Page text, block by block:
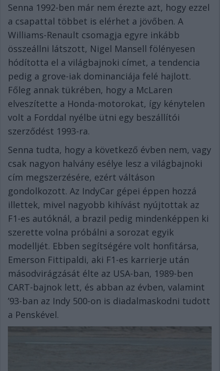
Senna 1992-ben már nem érezte azt, hogy ezzel
a csapattal többet is elérhet a jövőben. A
Williams-Renault csomagja egyre inkább
összeállni látszott, Nigel Mansell fölényesen
hódította el a világbajnoki címet, a tendencia
pedig a grove-iak dominanciája felé hajlott.
Főleg annak tükrében, hogy a McLaren
elveszítette a Honda-motorokat, így kénytelen
volt a Forddal nyélbe ütni egy beszállítói
szerződést 1993-ra.
Senna tudta, hogy a következő évben nem, vagy
csak nagyon halvány esélye lesz a világbajnoki
cím megszerzésére, ezért váltáson
gondolkozott. Az IndyCar gépei éppen hozzá
illettek, mivel nagyobb kihívást nyújtottak az
F1-es autóknál, a brazil pedig mindenképpen ki
szerette volna próbálni a sorozat egyik
modelljét. Ebben segítségére volt honfitársa,
Emerson Fittipaldi, aki F1-es karrierje után
másodvirágzását élte az USA-ban, 1989-ben
CART-bajnok lett, és abban az évben, valamint
’93-ban az Indy 500-on is diadalmaskodni tudott
a Penskével.